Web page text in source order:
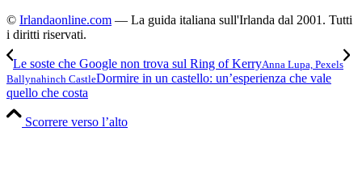
© Irlandaonline.com — La guida italiana sull'Irlanda dal 2001. Tutti
i diritti riservati.
Le soste che Google non trova sul Ring of KerryAnna Lupa, Pexels
Ballynahinch CastleDormire in un castello: un’esperienza che vale
quello che costa
Scorrere verso l’alto